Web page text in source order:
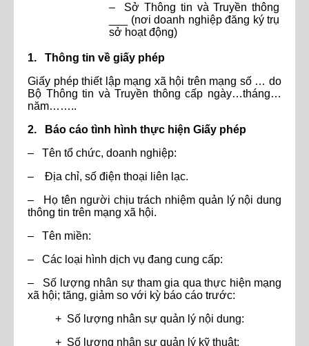
– Sở Thông tin và Truyền thông
___ (nơi doanh nghiệp đăng ký trụ
sở hoạt động)
1. Thông tin về giấy phép
Giấy phép thiết lập mạng xã hội trên mạng số … do
Bộ Thông tin và Truyền thông cấp ngày…tháng…
năm……..
2. Báo cáo tình hình thực hiện Giấy phép
– Tên tổ chức, doanh nghiệp:
– Địa chỉ, số điện thoại liên lạc.
– Họ tên người chịu trách nhiệm quản lý nội dung
thông tin trên mạng xã hội.
– Tên miền:
– Các loại hình dịch vụ đang cung cấp:
– Số lượng nhân sự tham gia qua thực hiện mạng
xã hội; tăng, giảm so với kỳ báo cáo trước:
+ Số lượng nhân sự quản lý nội dung:
+ Số lượng nhân sự quản lý kỹ thuật: